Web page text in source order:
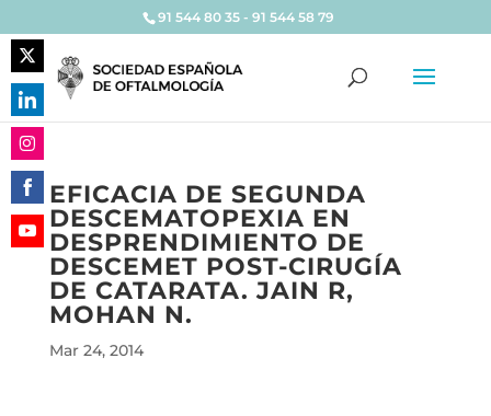
91 544 80 35 - 91 544 58 79
EFICACIA DE SEGUNDA
DESCEMATOPEXIA EN
DESPRENDIMIENTO DE
DESCEMET POST-CIRUGÍA
DE CATARATA. JAIN R,
MOHAN N.
Mar 24, 2014
Share
on
Twitter
Share
on
LinkedIn
Share
on
Instagram
Share
on
Facebook
Share
YouTube